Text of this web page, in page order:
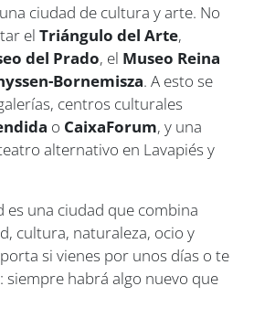
ciudad de cultura y arte. No
el Triángulo del Arte,
del Prado, el Museo Reina
Bornemisza. A esto se
centros culturales
o CaixaForum, y una
alternativo en Lavapiés y
es una ciudad que combina
cultura, naturaleza, ocio y
si vienes por unos días o te
siempre habrá algo nuevo que